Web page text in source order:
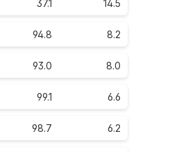
37.1 14.5
94.8 8.2
93.0 8.0
99.1 6.6
98.7 6.2